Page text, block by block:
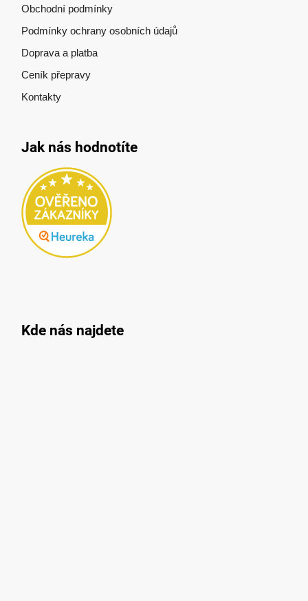
Obchodní podmínky
Podmínky ochrany osobních údajů
Doprava a platba
Ceník přepravy
Kontakty
Jak nás hodnotíte
Kde nás najdete